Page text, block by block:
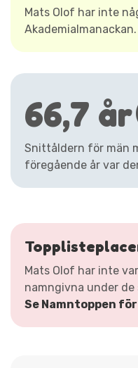
Mats Olof har inte
Akademialmanackan.
66,7 år
Snittåldern för män
föregående år var
Mats Olof har inte
namngivna under de
Se Namntoppen